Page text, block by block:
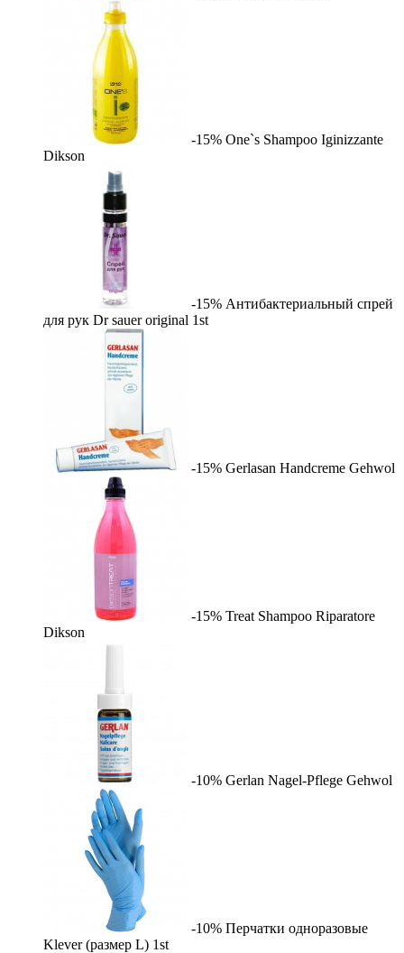
-15% One`s Shampoo Iginizzante
Dikson
-15% Антибактериальный спрей
для рук Dr sauer original 1st
-15% Gerlasan Handcreme Gehwol
-15% Treat Shampoo Riparatore
Dikson
-10% Gerlan Nagel-Pflege Gehwol
-10% Перчатки одноразовые
Klever (размер L) 1st